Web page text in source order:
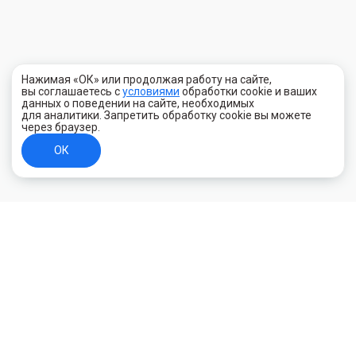
Нажимая «ОК» или продолжая работу на сайте,
вы соглашаетесь сусловиями обработки cookie и ваших
данных о поведении на сайте, необходимых
для аналитики. Запретить обработку cookie вы можете
через браузер.
ОК